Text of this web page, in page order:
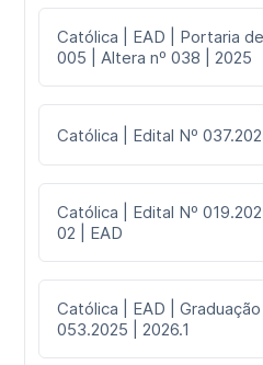
Católica | EAD | Portaria
005 | Altera nº 038 | 2025
Católica | Edital Nº
Católica | Edital Nº
02 | EAD
Católica | EAD |
053.2025 | 2026.1